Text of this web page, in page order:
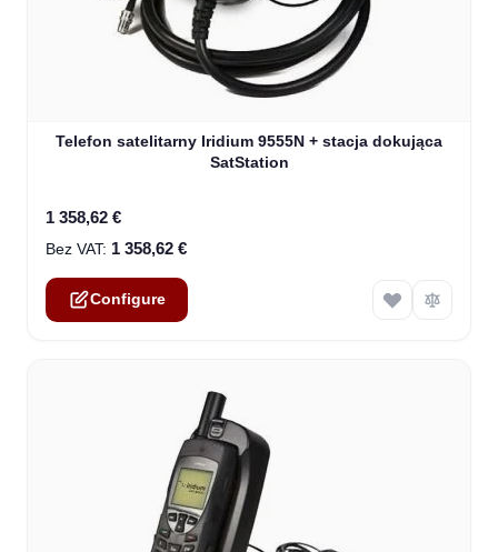
Telefon satelitarny Iridium 9555N + stacja dokująca
SatStation
The price depends on the options chosen on the product
1 358,62 €
1 358,62 €
Configure